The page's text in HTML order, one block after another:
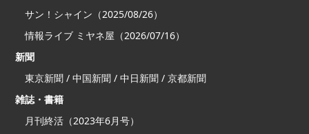
サン！シャイン（2025/08/26）
情報ライブ ミヤネ屋（2026/07/16）
新聞
東京新聞 / 中国新聞 / 中日新聞 / 京都新聞
雑誌・書籍
月刊終活（2023年6月号）